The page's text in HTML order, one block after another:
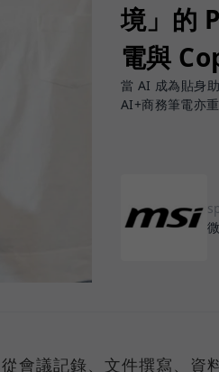
境」的
電與
當 AI 成為貼身
AI+商務筆電亦
會議記錄、文件撰寫、資